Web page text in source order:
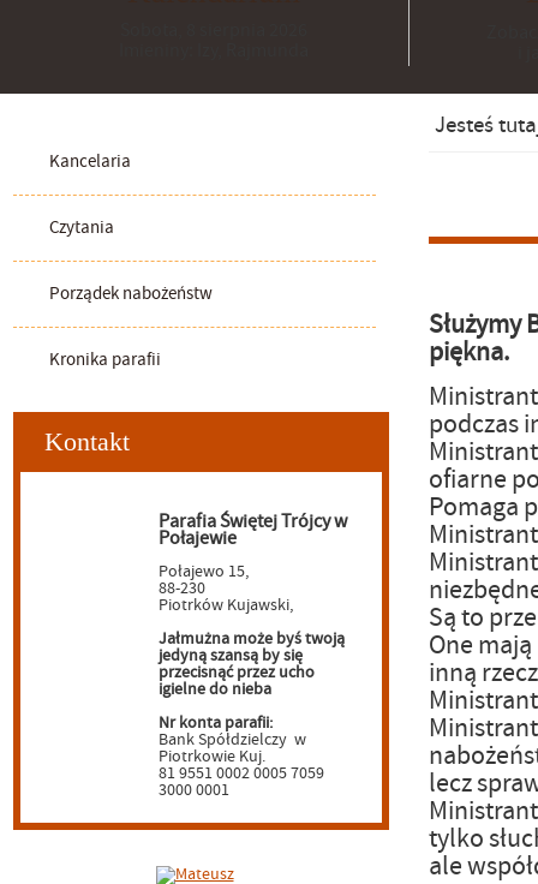
Kancelaria
Czytania
Porządek nabożeństw
Kronika parafii
Kontakt
Parafia Świętej Trójcy w
Połajewie
Połajewo 15,
88-230
Piotrków Kujawski,
Jałmużna może byś twoją
jedyną szansą by się
przecisnąć przez ucho
igielne do nieba
Nr konta parafii:
Bank Spółdzielczy w
Piotrkowie Kuj.
81 9551 0002 0005 7059
3000 0001
Jesteś
Służymy
piękna.
podczas
ofiarne
Pomaga
Są to
One
inną
lecz
tylko
ale